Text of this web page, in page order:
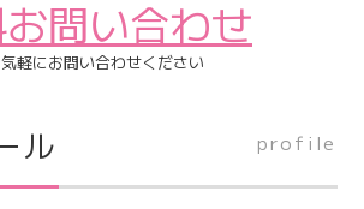
問い合わせ
軽にお問い合わせください
ル profile